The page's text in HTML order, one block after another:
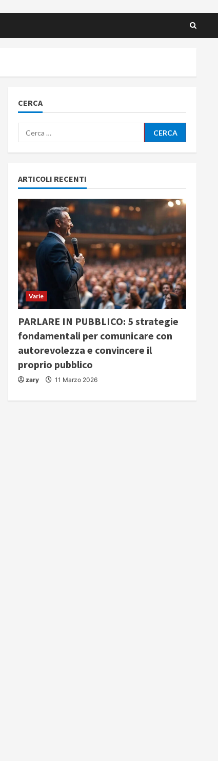
CERCA
Ricerca
per:
ARTICOLI RECENTI
Varie
PARLARE IN PUBBLICO: 5 strategie
fondamentali per comunicare con
autorevolezza e convincere il
proprio pubblico
zary 11 Marzo 2026